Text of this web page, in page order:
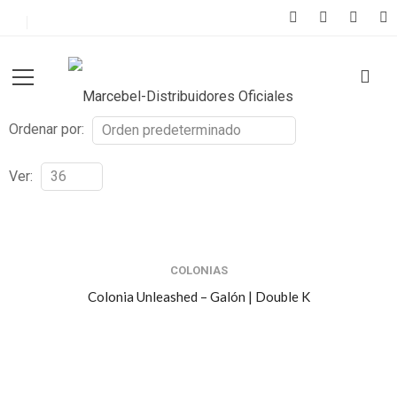
Ordenar por:
Ver:
COLONIAS
Colonia Unleashed – Galón | Double K